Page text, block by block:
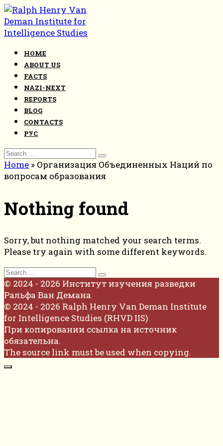
Skip
to
content
HOME
ABOUT US
FACTS
NAZI-NEXT
REPORTS
BLOG
CONTACTS
РУС
Search
for:
Home » Организация Объединенных Наций по
вопросам образования
Nothing found
Sorry, but nothing matched your search terms.
Please try again with some different keywords.
Search
for:
© 2024 - 2026 Институт изучения разведки
Ральфа Ван Демана
© 2024 - 2026 Ralph Henry Van Deman Institute
for Intelligence Studies (RHVD IIS)
При копировании ссылка на источник
обязательна.
The source link must be used when copying.